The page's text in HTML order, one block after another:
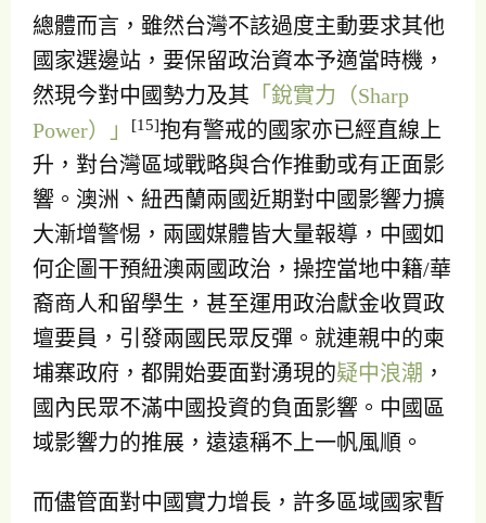
總體而言，雖然台灣不該過度主動要求其他
國家選邊站，要保留政治資本予適當時機，
然現今對中國勢力及其 「銳實力（Sharp
Power）」
[15]抱有警戒的國家亦已經直線上
升，對台灣區域戰略與合作推動或有正面影
響。澳洲、紐西蘭兩國近期對中國影響力擴
大漸增警惕，兩國媒體皆大量報導，中國如
何企圖干預紐澳兩國政治，操控當地中籍/華
裔商人和留學生，甚至運用政治獻金收買政
壇要員，引發兩國民眾反彈。就連親中的柬
埔寨政府，都開始要面對湧現的疑中浪潮 ，
國內民眾不滿中國投資的負面影響。中國區
域影響力的推展，遠遠稱不上一帆風順。
而儘管面對中國實力增長，許多區域國家暫